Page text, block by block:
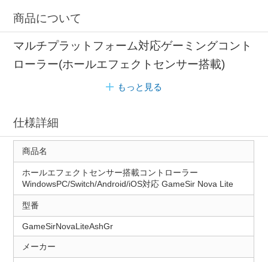
商品について
マルチプラットフォーム対応ゲーミングコント
ローラー(ホールエフェクトセンサー搭載)
もっと見る
仕様詳細
商品名
ホールエフェクトセンサー搭載コントローラー
WindowsPC/Switch/Android/iOS対応 GameSir Nova Lite
型番
GameSirNovaLiteAshGr
メーカー